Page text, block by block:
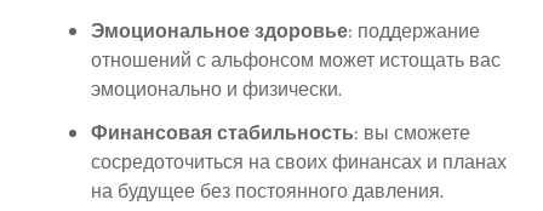
Эмоциональное здоровье: поддержание
отношений с альфонсом может истощать вас
эмоционально и физически.
Финансовая стабильность: вы сможете
сосредоточиться на своих финансах и планах
на будущее без постоянного давления.